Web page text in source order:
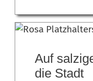
Auf
die Stadt